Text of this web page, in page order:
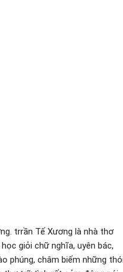
trrần Tế Xương là nhà thơ
giỏi chữ nghĩa, uyên bác,
phúng, châm biếm những